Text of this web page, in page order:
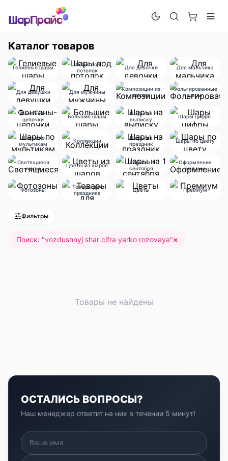
Каталог товаров
Гелиевые шары
Шары под
потолок
Для девочки Для мальчика
Для девушки Для мужчины
Композиции из
шаров
Фольгированные
шары
Фонтаны-
цепочки
Большие шары
Шары на
выписку
Шары цифры
Шары по
мультикам
Коллекции
Шары на
праздник
Шары по цвету
Светящиеся
шары
Цветы из шаров
Шары на 1
сентября
Оформление
шарами
Фотозоны
Товары для
праздника
Цветы Премиум
Фильтры
Поиск: "vozdushnyj shar cifra yarko rozovaya"×
Товары не найдены
ОСТАЛИСЬ ВОПРОСЫ?
Наш менеджер ответит на них в течении 5 минут!